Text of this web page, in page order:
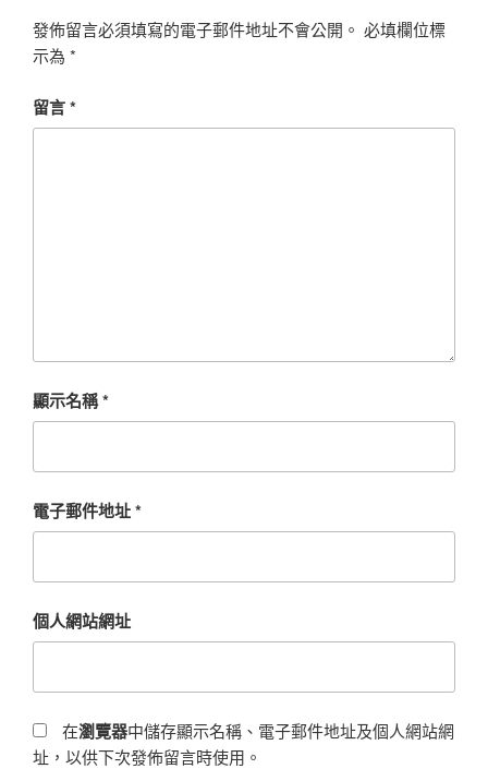
發佈留言必須填寫的電子郵件地址不會公開。 必填欄位標
示為 *
留言*
顯示名稱*
電子郵件地址*
個人網站網址
在瀏覽器中儲存顯示名稱、電子郵件地址及個人網站網
址，以供下次發佈留言時使用。